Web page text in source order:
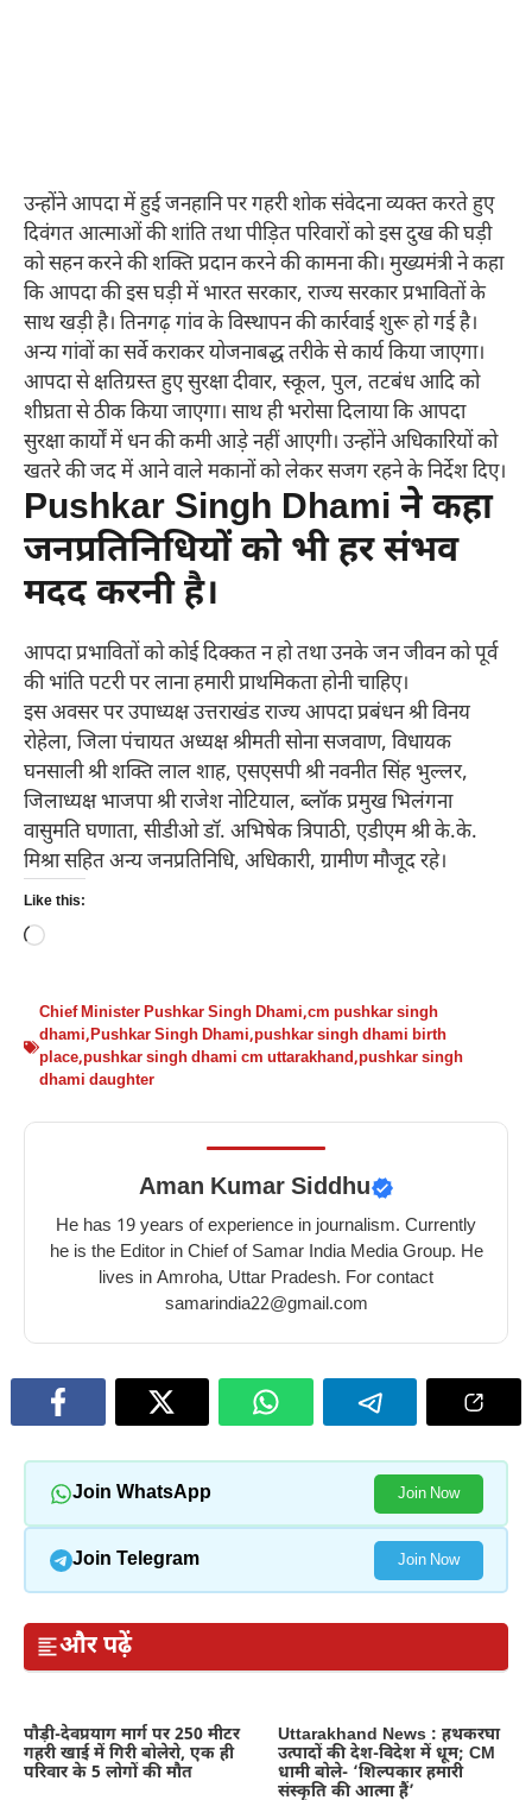
उन्होंने आपदा में हुई जनहानि पर गहरी शोक संवेदना व्यक्त करते हुए
दिवंगत आत्माओं की शांति तथा पीड़ित परिवारों को इस दुख की घड़ी
को सहन करने की शक्ति प्रदान करने की कामना की। मुख्यमंत्री ने कहा
कि आपदा की इस घड़ी में भारत सरकार, राज्य सरकार प्रभावितों के
साथ खड़ी है। तिनगढ़ गांव के विस्थापन की कार्रवाई शुरू हो गई है।
अन्य गांवों का सर्वे कराकर योजनाबद्ध तरीके से कार्य किया जाएगा।
आपदा से क्षतिग्रस्त हुए सुरक्षा दीवार, स्कूल, पुल, तटबंध आदि को
शीघ्रता से ठीक किया जाएगा। साथ ही भरोसा दिलाया कि आपदा
सुरक्षा कार्यों में धन की कमी आड़े नहीं आएगी। उन्होंने अधिकारियों को
खतरे की जद में आने वाले मकानों को लेकर सजग रहने के निर्देश दिए।
Pushkar Singh Dhami ने कहा
जनप्रतिनिधियों को भी हर संभव
मदद करनी है।
आपदा प्रभावितों को कोई दिक्कत न हो तथा उनके जन जीवन को पूर्व
की भांति पटरी पर लाना हमारी प्राथमिकता होनी चाहिए।
इस अवसर पर उपाध्यक्ष उत्तराखंड राज्य आपदा प्रबंधन श्री विनय
रोहेला, जिला पंचायत अध्यक्ष श्रीमती सोना सजवाण, विधायक
घनसाली श्री शक्ति लाल शाह, एसएसपी श्री नवनीत सिंह भुल्लर,
जिलाध्यक्ष भाजपा श्री राजेश नोटियाल, ब्लॉक प्रमुख भिलंगना
वासुमति घणाता, सीडीओ डॉ. अभिषेक त्रिपाठी, एडीएम श्री के.के.
मिश्रा सहित अन्य जनप्रतिनिधि, अधिकारी, ग्रामीण मौजूद रहे।
Like this:
Loading…
Chief Minister Pushkar Singh Dhami,cm pushkar singh
dhami,Pushkar Singh Dhami,pushkar singh dhami birth
place,pushkar singh dhami cm uttarakhand,pushkar singh
dhami daughter
Aman Kumar Siddhu
He has 19 years of experience in journalism. Currently
he is the Editor in Chief of Samar India Media Group. He
lives in Amroha, Uttar Pradesh. For contact
samarindia22@gmail.com
Join WhatsApp Join Now
Join Telegram Join Now
और पढ़ें
पौड़ी-देवप्रयाग मार्ग पर 250 मीटर
गहरी खाई में गिरी बोलेरो, एक ही
परिवार के 5 लोगों की मौत
Uttarakhand News : हथकरघा
उत्पादों की देश-विदेश में धूम; CM
धामी बोले- ‘शिल्पकार हमारी
संस्कृति की आत्मा हैं’